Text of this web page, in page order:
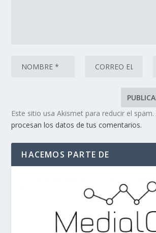
Este sitio usa Akismet para reducir el spam.
procesan los datos de tus comentarios.
HACEMOS PARTE DE